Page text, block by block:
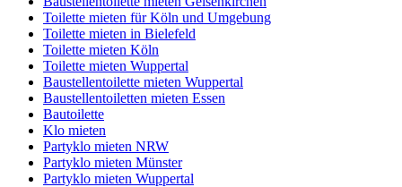
Toilette mieten für Köln und Umgebung
Toilette mieten in Bielefeld
Toilette mieten Köln
Toilette mieten Wuppertal
Baustellentoilette mieten Wuppertal
Baustellentoiletten mieten Essen
Bautoilette
Klo mieten
Partyklo mieten NRW
Partyklo mieten Münster
Partyklo mieten Wuppertal